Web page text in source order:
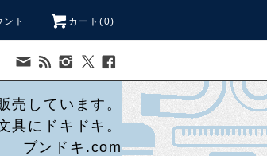
ント カート(0)
売しています。
具にドキドキ。
ブンドキ.com